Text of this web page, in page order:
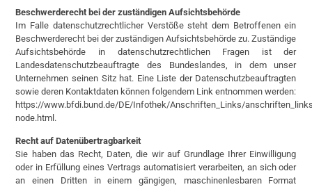
Beschwerderecht bei der zuständigen Aufsichtsbehörde
Im Falle datenschutzrechtlicher Verstöße steht dem Betroffenen ein
Beschwerderecht bei der zuständigen Aufsichtsbehörde zu. Zuständige
Aufsichtsbehörde in datenschutzrechtlichen Fragen ist der
Landesdatenschutzbeauftragte des Bundeslandes, in dem unser
Unternehmen seinen Sitz hat. Eine Liste der Datenschutzbeauftragten
sowie deren Kontaktdaten können folgendem Link entnommen werden:
https://www.bfdi.bund.de/DE/Infothek/Anschriften_Links/
node.html.
Recht auf Datenübertragbarkeit
Sie haben das Recht, Daten, die wir auf Grundlage Ihrer Einwilligung
oder in Erfüllung eines Vertrags automatisiert verarbeiten, an sich oder
an einen Dritten in einem gängigen, maschinenlesbaren Format